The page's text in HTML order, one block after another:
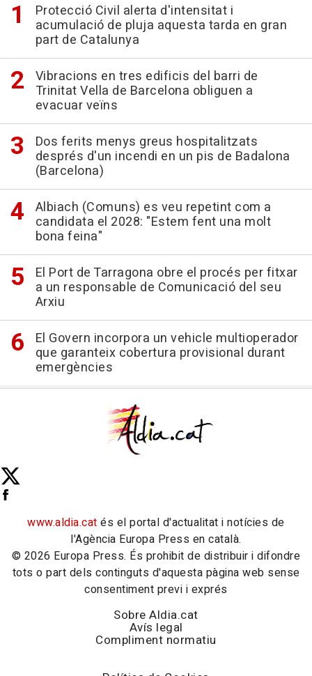
Protecció Civil alerta d'intensitat i
acumulació de pluja aquesta tarda en gran
part de Catalunya
Vibracions en tres edificis del barri de
Trinitat Vella de Barcelona obliguen a
evacuar veïns
Dos ferits menys greus hospitalitzats
després d'un incendi en un pis de Badalona
(Barcelona)
Albiach (Comuns) es veu repetint com a
candidata el 2028: "Estem fent una molt
bona feina"
El Port de Tarragona obre el procés per fitxar
a un responsable de Comunicació del seu
Arxiu
El Govern incorpora un vehicle multioperador
que garanteix cobertura provisional durant
emergències
www.aldia.cat és el portal d'actualitat i notícies de
l'Agència Europa Press en català.
© 2026 Europa Press. És prohibit de distribuir i difondre
tots o part dels continguts d'aquesta pàgina web sense
consentiment previ i exprés
Sobre Aldia.cat
Avís legal
Compliment normatiu